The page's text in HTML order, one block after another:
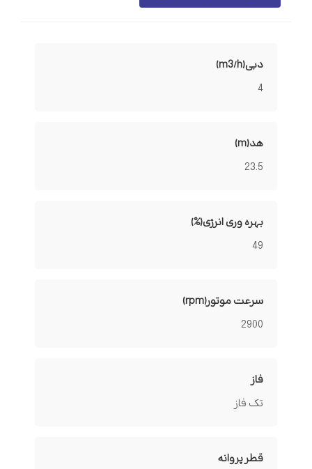
دبی(m3/h)
4
هد(m)
23.5
بهره وری انرژی(%)
49
سرعت موتور(rpm)
2900
فاز
تک فاز
قطر پروانه